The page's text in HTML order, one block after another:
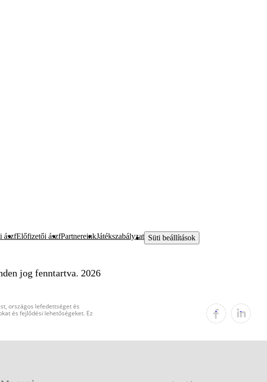
ászfElőfizetői ászfPartnereinkJátékszabályzat Süti beállítások
jog fenntartva. 2026
országos lefedettséget és
és fejlődési lehetőségeket. Ez